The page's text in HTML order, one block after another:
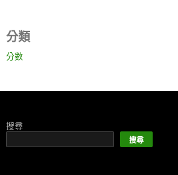
分類
分數
搜尋
搜尋